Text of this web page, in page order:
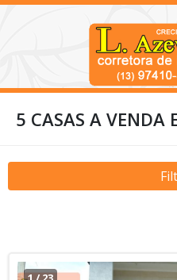
5 CASAS A VENDA